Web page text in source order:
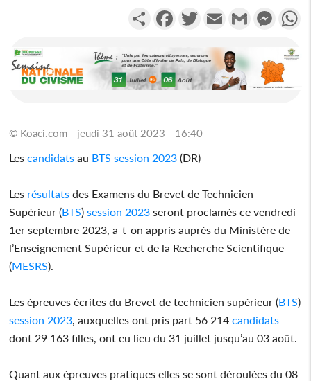
PartagerFacebookTwitterEmail Gmail
© Koaci.com - jeudi 31 août 2023 - 16:40
Lescandidats au BTS session 2023 (DR)
Les résultats des Examens du Brevet de Technicien
Supérieur (BTS)session 2023 seront proclamés ce vendredi
1er septembre 2023, a-t-on appris auprès du Ministère de
l’Enseignement Supérieur et de la Recherche Scientifique
(MESRS).
Les épreuves écrites du Brevet de technicien supérieur (BTS)
session 2023, auxquelles ont pris part 56 214candidats
dont 29 163 filles, ont eu lieu du 31 juillet jusqu’au 03 août.
Quant aux épreuves pratiques elles se sont déroulées du 08